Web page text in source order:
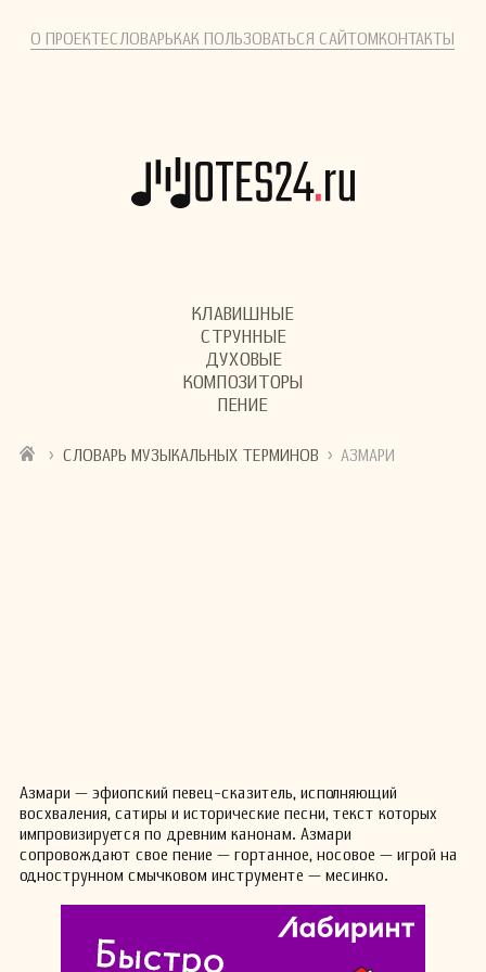
О ПРОЕКТЕСЛОВАРЬКАК ПОЛЬЗОВАТЬСЯ САЙТОМКОНТАКТЫ
КЛАВИШНЫЕ
СТРУННЫЕ
ДУХОВЫЕ
КОМПОЗИТОРЫ
ПЕНИЕ
› СЛОВАРЬ МУЗЫКАЛЬНЫХ ТЕРМИНОВ › АЗМАРИ
Азмари — эфиопский певец-сказитель, исполняющий
восхваления, сатиры и исторические песни, текст которых
импровизируется по древним канонам. Азмари
сопровождают свое пение — гортанное, носовое — игрой на
однострунном смычковом инструменте — месинко.